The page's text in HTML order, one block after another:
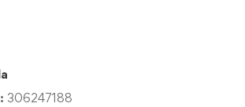
306247188